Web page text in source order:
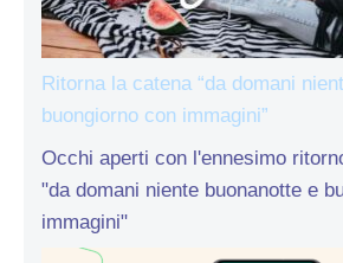
Ritorna la catena “da domani
buongiorno con immagini”
Occhi aperti con l'ennesimo
"da domani niente buonanotte e
immagini"